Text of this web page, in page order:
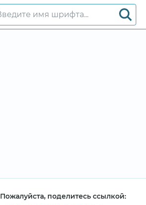
Пожалуйста, поделитесь ссылкой: